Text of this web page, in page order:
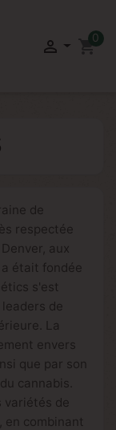
 shopping_cart0
de
respectée
aux
était fondée
s'est
de
La
envers
que par son
cannabis.
variétés de
en combinant